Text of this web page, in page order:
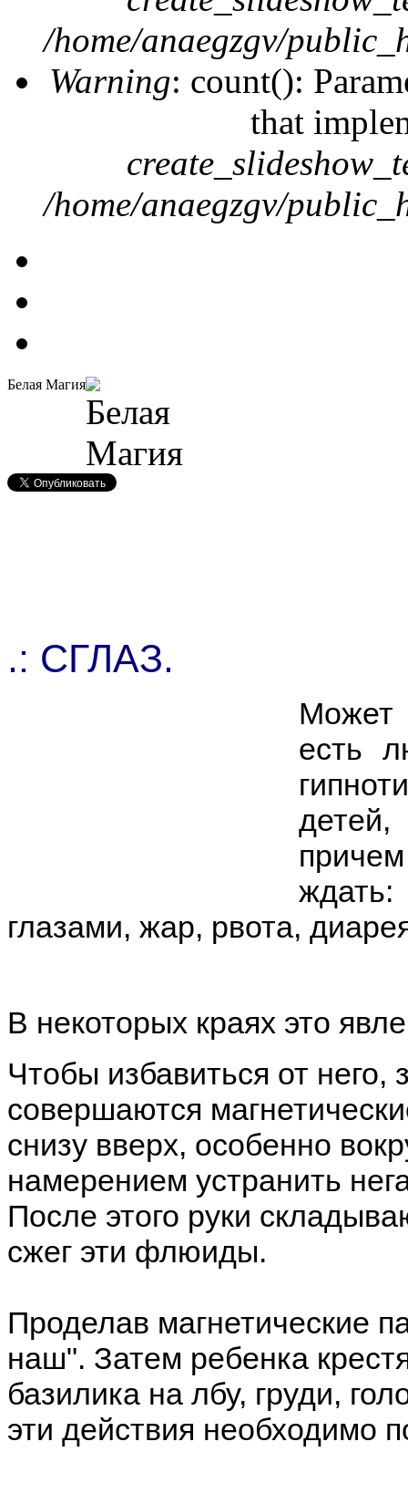
/home/anaegzgv/
Warning: count():
that
/home/anaegzgv/
Белая Магия
.: СГЛАЗ.
Может
есть
глазами, жар, рвота,
В некоторых краях это
Чтобы избавиться от него,
совершаются
снизу вверх, особенно
намерением устранить
После этого руки
сжег эти флюиды.
Проделав магнетические
наш". Затем ребенка
базилика на лбу, груди,
эти действия необходимо